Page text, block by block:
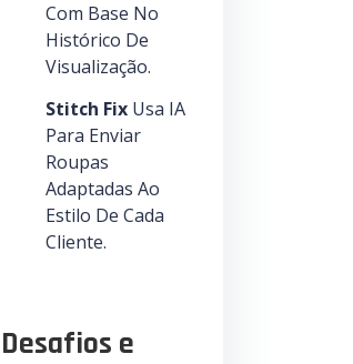
Com Base No
Histórico De
Visualização.
Stitch Fix Usa IA
Para Enviar
Roupas
Adaptadas Ao
Estilo De Cada
Cliente.
Desafios e